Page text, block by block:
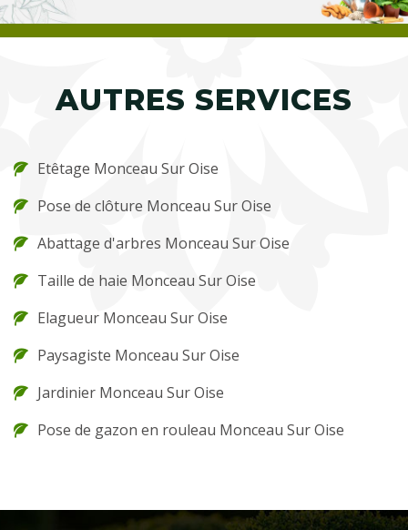
AUTRES SERVICES
Etêtage Monceau Sur Oise
Pose de clôture Monceau Sur Oise
Abattage d'arbres Monceau Sur Oise
Taille de haie Monceau Sur Oise
Elagueur Monceau Sur Oise
Paysagiste Monceau Sur Oise
Jardinier Monceau Sur Oise
Pose de gazon en rouleau Monceau Sur Oise